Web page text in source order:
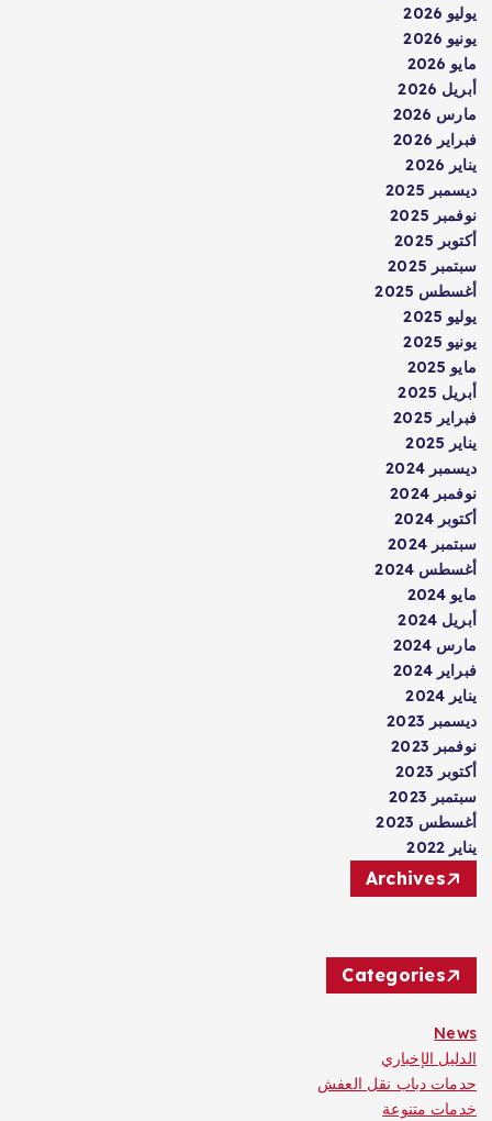
يوليو 2026
يونيو 2026
مايو 2026
أبريل 2026
مارس 2026
فبراير 2026
يناير 2026
ديسمبر 2025
نوفمبر 2025
أكتوبر 2025
سبتمبر 2025
أغسطس 2025
يوليو 2025
يونيو 2025
مايو 2025
أبريل 2025
فبراير 2025
يناير 2025
ديسمبر 2024
نوفمبر 2024
أكتوبر 2024
سبتمبر 2024
أغسطس 2024
مايو 2024
أبريل 2024
مارس 2024
فبراير 2024
يناير 2024
ديسمبر 2023
نوفمبر 2023
أكتوبر 2023
سبتمبر 2023
أغسطس 2023
يناير 2022
Archives
Categories
News
الدليل الإخباري
حدمات دباب نقل العفش
خدمات متنوعة